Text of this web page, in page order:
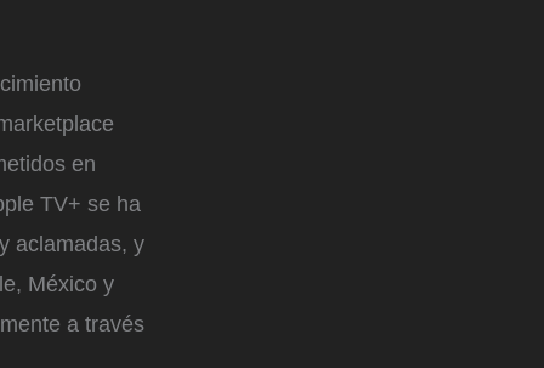
en
TV+ se ha
aclamadas, y
México y
a través